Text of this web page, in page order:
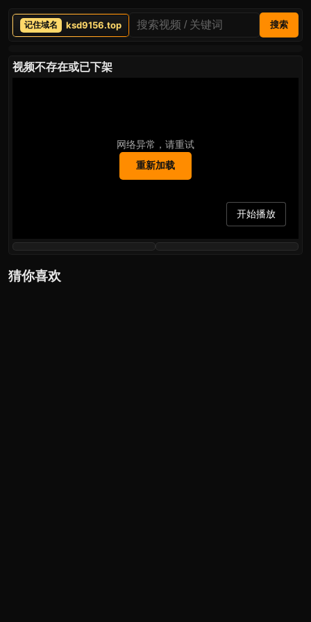
ksd9156.top 搜索
视频不存在或已下架
网络异常，请重试
重新加载
开始播放
猜你喜欢